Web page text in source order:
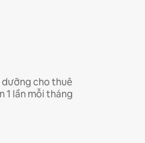
dưỡng cho thuê
1 lần mỗi tháng